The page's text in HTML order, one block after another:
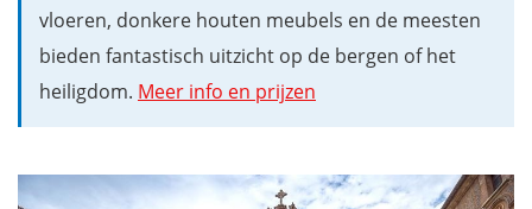
vloeren, donkere houten meubels en de meesten
bieden fantastisch uitzicht op de bergen of het
heiligdom. Meer info en prijzen